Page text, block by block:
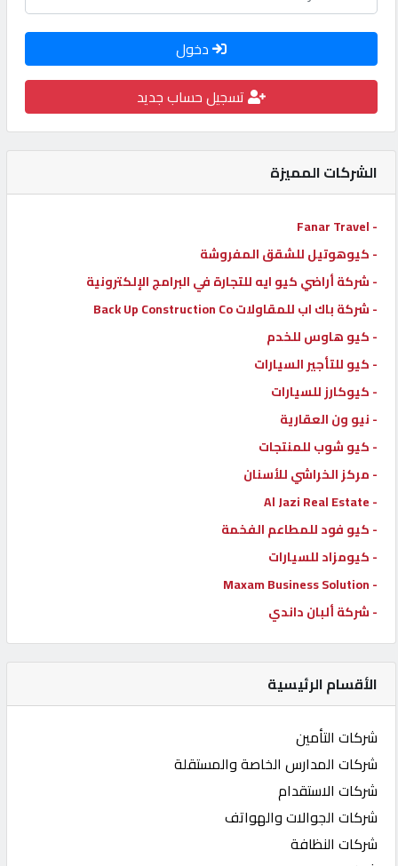
كيو
نمبر
كارز
كيو
ماركت
الدليل
القطري
POWERED
QHOST
دخول
تسجيل حساب جديد
الشركات المميزة
- Fanar Travel
- كيوهوتيل للشقق المفروشة
- شركة أراضي كيو ايه للتجارة في البرامج الإلكترونية
- شركة باك اب للمقاولات Back Up Construction Co
- كيو هاوس للخدم
- كيو للتأجير السيارات
- كيوكارز للسيارات
- نيو ون العقارية
- كيو شوب للمنتجات
- مركز الخراشي للأسنان
- Al Jazi Real Estate
- كيو فود للمطاعم الفخمة
- كيومزاد للسيارات
- Maxam Business Solution
- شركة ألبان داندي
الأقسام الرئيسية
شركات التأمين
شركات المدارس الخاصة والمستقلة
شركات الاستقدام
شركات الجوالات والهواتف
شركات النظافة